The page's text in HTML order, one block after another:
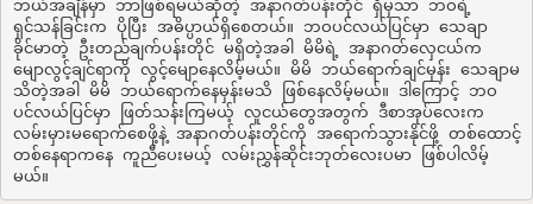
ဘယ်အချိန်မှာ ဘာဖြစ်ရမယ်ဆိုတဲ့ အနာဂတ်ပန်းတိုင် ရှိမှသာ ဘဝရဲ့
ရှင်သန်ခြင်းက ပိုပြီး အဓိပ္ပာယ်ရှိစေတယ်။ ဘဝပင်လယ်ပြင်မှာ သေချာ
ခိုင်မာတဲ့ ဦးတည်ချက်ပန်းတိုင် မရှိတဲ့အခါ မိမိရဲ့ အနာဂတ်လှေငယ်က
မျောလွင့်ချင်ရာကို လွင့်မျောနေလိမ့်မယ်။ မိမိ ဘယ်ရောက်ချင်မှန်း သေချာမ
သိတဲ့အခါ မိမိ ဘယ်ရောက်နေမှန်းမသိ ဖြစ်နေလိမ့်မယ်။ ဒါကြောင့် ဘဝ
ပင်လယ်ပြင်မှာ ဖြတ်သန်းကြမယ့် လူငယ်တွေအတွက် ဒီစာအုပ်လေးက
လမ်းမှားမရောက်စေဖို့နဲ့ အနာဂတ်ပန်းတိုင်ကို အရောက်သွားနိုင်ဖို့ တစ်ထောင့်
တစ်နေရာကနေ ကူညီပေးမယ့် လမ်းညွှန်ဆိုင်းဘုတ်လေးပမာ ဖြစ်ပါလိမ့်
မယ်။